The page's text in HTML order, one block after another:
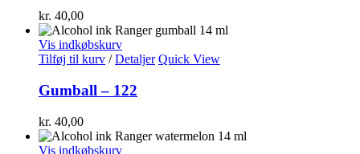
kr. 40,00
Vis indkøbskurv
Tilføj til kurv / Detaljer Quick View
Gumball – 122
kr. 40,00
Vis indkøbskurv